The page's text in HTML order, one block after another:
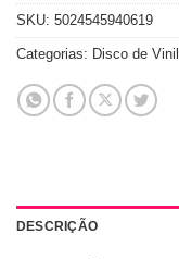
SKU: 5024545940619
Categorias: Disco de Vinil
DESCRIÇÃO